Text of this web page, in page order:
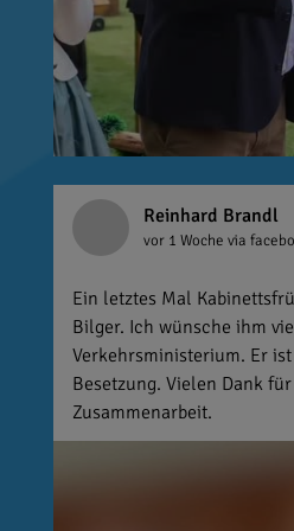
Reinhard Brandl
vor 1 Woche via
Ein letztes Mal
Bilger. Ich wünsche ihm
Verkehrsministerium. Er
Besetzung. Vielen Dank
Zusammenarbeit.